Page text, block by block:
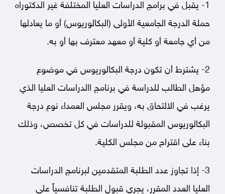
1- يقبل في برامج الدراسات العليا المختلفة غير الدكتوراه
حملة الدرجة الجامعية الأولى (البكالوريوس) أو ما يعادلها
من أي جامعة أو كلية أو معهد معترف بها أو به.
2- يشترط أن تكون درجة البكالوريوس في موضوع
مؤهل الطالب للدراسة في برنامج االدراسات العليا الذي
يرغب في الالتحاق به، ويقرر مجلس العمداء نوع درجة
البكالوريوس المقبولة للدراسات في كل تخصص، وذلك
بناء على اقتراح من مجلس الكلية.
3- إذا تجاوز عدد الطلبة المتقدمين لبرنامج الدراسات
العليا العدد المقرر، يجري قبول الطلبة تنافسياً على